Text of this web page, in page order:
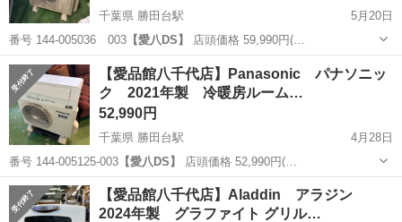
千葉県 勝田台駅
5月20日
番号 144-005036 003【愛八DS】 店頭価格 59,990円(…
千葉 八千代市 勝田台駅 季節、空調家電 商品
【愛品館八千代店】Panasonic パナソニッ
ク 2021年製 冷暖房ルーム…
52,990円
千葉県 勝田台駅
4月28日
番号 144-005125-003【愛八DS】 店頭価格 52,990円(…
千葉 八千代市 勝田台駅 季節、空調家電
【愛品館八千代店】Aladdin アラジン
2024年製 グラファイト グリル…